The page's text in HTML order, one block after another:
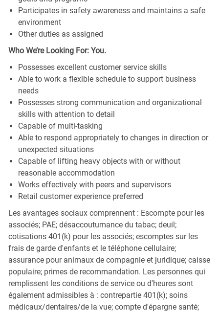
Participates in safety awareness and maintains a safe
environment
Other duties as assigned
Who We’re Looking For: You.
Possesses excellent customer service skills
Able to work a flexible schedule to support business
needs
Possesses strong communication and organizational
skills with attention to detail
Capable of multi-tasking
Able to respond appropriately to changes in direction or
unexpected situations
Capable of lifting heavy objects with or without
reasonable accommodation
Works effectively with peers and supervisors
Retail customer experience preferred
Les avantages sociaux comprennent : Escompte pour les
associés; PAE; désaccoutumance du tabac; deuil;
cotisations 401(k) pour les associés; escomptes sur les
frais de garde d'enfants et le téléphone cellulaire;
assurance pour animaux de compagnie et juridique; caisse
populaire; primes de recommandation. Les personnes qui
remplissent les conditions de service ou d'heures sont
également admissibles à : contrepartie 401(k); soins
médicaux/dentaires/de la vue; compte d'épargne santé;